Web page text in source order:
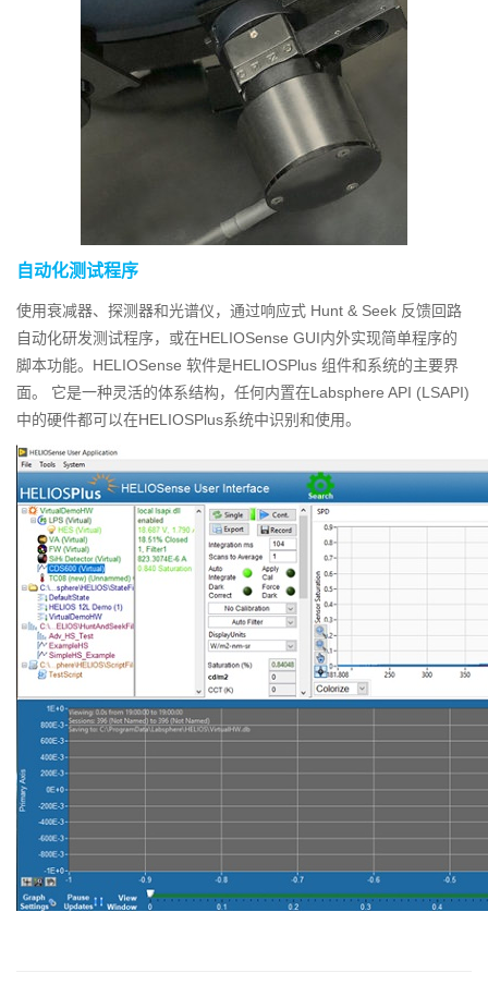
自动化测试程序
使用衰减器、探测器和光谱仪，通过响应式 Hunt & Seek 反馈回路
自动化研发测试程序，或在HELIOSense GUI内外实现简单程序的
脚本功能。HELIOSense 软件是HELIOSPlus 组件和系统的主要界
面。 它是一种灵活的体系结构，任何内置在Labsphere API (LSAPI)
中的硬件都可以在HELIOSPlus系统中识别和使用。